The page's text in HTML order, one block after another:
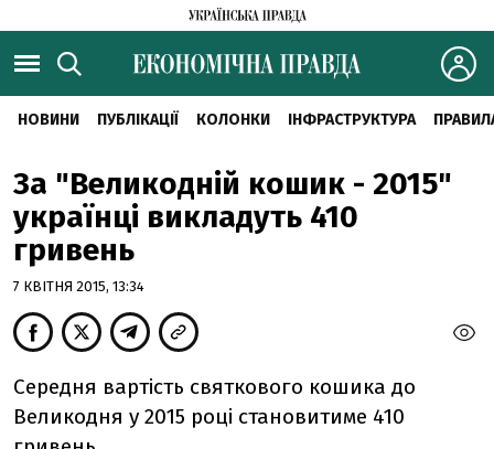
НОВИНИ ПУБЛІКАЦІЇ КОЛОНКИ ІНФРАСТРУКТУРА
За "Великодній кошик - 2015"
українці викладуть 410
гривень
7 КВІТНЯ 2015, 13:34
Середня вартість святкового кошика до
Великодня у 2015 році становитиме 410